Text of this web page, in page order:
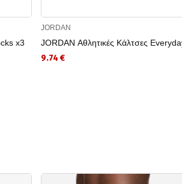
x3
JORDAN
JORDAN Αθλητικές Κάλτσες
9.74 €